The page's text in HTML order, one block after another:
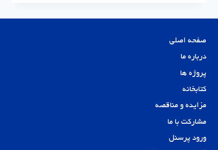
صفحه اصلی
درباره ما
پروژه ها
کتابخانه
مزایده و مناقصه
مشارکت با ما
ورود پرسنل